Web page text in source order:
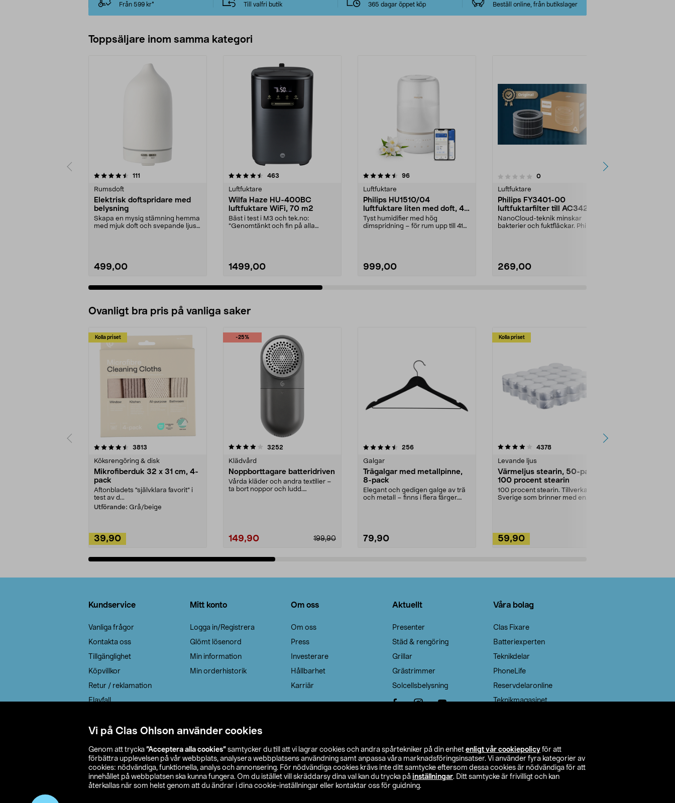
Vi på Clas Ohlson använder cookies
Genom att trycka ”Acceptera alla cookies” samtycker du till att vi lagrar cookies och andra spårtekniker på din enhet enligt vår cookiepolicy för att
förbättra upplevelsen på vår webbplats, analysera webbplatsens användning samt anpassa våra marknadsföringsinsatser. Vi använder fyra kategorier av
cookies: nödvändiga, funktionella, analys och annonsering. För nödvändiga cookies krävs inte ditt samtycke eftersom dessa cookies är nödvändiga för att
innehållet på webbplatsen ska kunna fungera. Om du istället vill skräddarsy dina val kan du trycka på inställningar. Ditt samtycke är frivilligt och kan
återkallas när som helst genom att du ändrar i dina cookie-inställningar eller kontaktar oss för guidning.
Från 599 kr*
Till valfri butik
365 dagar öppet köp
Beställ online, från butikslager
Toppsäljare inom samma kategori
111
Rumsdoft
Elektrisk doftspridare med
belysning
Skapa en mysig stämning hemma
med mjuk doft och svepande ljus.
499,00
4.5 av 5 stjärnor 463
Luftfuktare
Wilfa Haze HU-400BC
luftfuktare WiFi, 70 m2
Bäst i test i M3 och tek.no:
”Genomtänkt och fin på alla
1499,00
4.5 av 5 stjärnor 96recensioner
Luftfuktare
Philips HU1510/04
luftfuktare liten med doft, 41
m2
Tyst humidifier med hög
dimspridning – för rum upp till 41
999,00
0.0 av 5 stjärnor 0recensioner
Luftfuktare
Philips FY3401-00
luftfuktarfilter till AC3420,
3421
NanoCloud-teknik minskar
bakterier och fuktfläckar. Philips
269,00
4.0 av 5 stjärnor
Ovanligt bra pris på vanliga saker
Kolla priset
3813
Köksrengöring & disk
Mikrofiberduk 32 x 31 cm, 4-
pack
Aftonbladets "självklara favorit” i
test av d...
Utförande: Grå/beige
39,90
-25%
4.0av 5 stjärnor 3252
Klädvård
Noppborttagare batteridriven
Vårda kläder och andra textilier –
ta bort noppor och ludd.
199,90
149,90
4.5av 5 stjärnor 256recensioner
Galgar
Trägalgar med metallpinne,
8-pack
Elegant och gedigen galge av trä
och metall – finns i flera färger.
79,90
Kolla priset
4.0av 5 stjärnor 4378recensioner
Levande ljus
Värmeljus stearin, 50-pack,
100 procent stearin
100 procent stearin. Tillverkade i
Sverige som brinner med en
59,90
4.5av 5 stjärnor
Kundservice
Vanliga frågor
Kontakta oss
Tillgänglighet
Köpvillkor
Retur / reklamation
Elavfall
Leveransalternativ
Mitt konto
Logga in/Registrera
Glömt lösenord
Min information
Min orderhistorik
Om oss
Om oss
Press
Investerare
Hållbarhet
Karriär
Aktuellt
Presenter
Städ & rengöring
Grillar
Grästrimmer
Solcellsbelysning
Våra bolag
Clas Fixare
Batteriexperten
Teknikdelar
PhoneLife
Reservdelaronline
Teknikmagasinet